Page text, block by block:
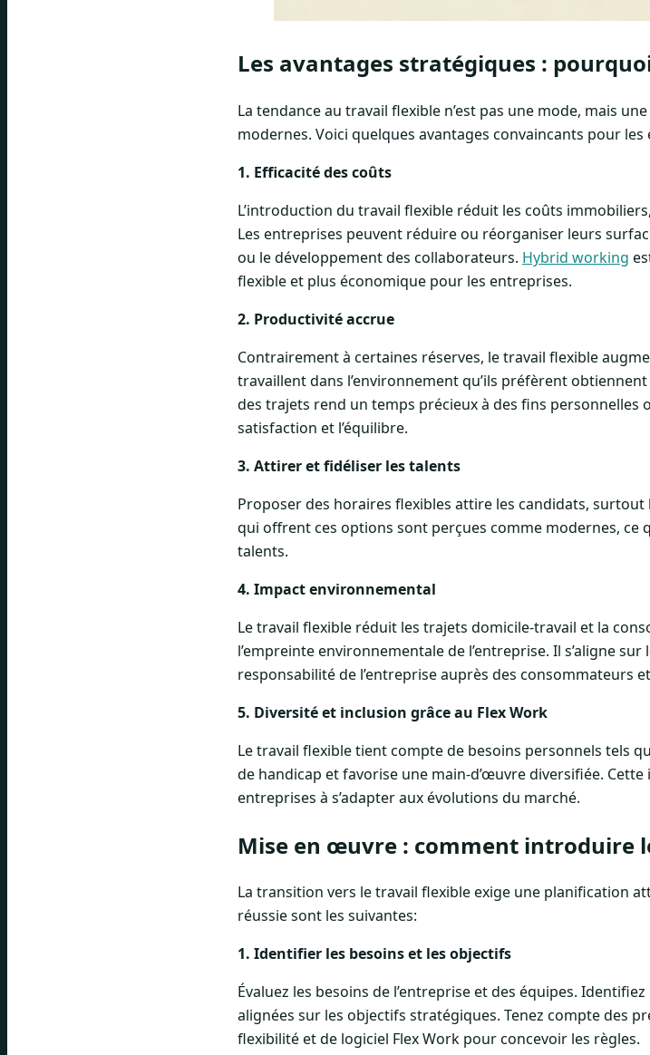
Les avantages stratégiques :
La tendance au travail flexible n’est pas une mode, mais
modernes. Voici quelques avantages convaincants pour les
1. Efficacité des coûts
L’introduction du travail flexible réduit les coûts
Les entreprises peuvent réduire ou réorganiser leurs
ou le développement des collaborateurs. Hybrid working
flexible et plus économique pour les entreprises.
2. Productivité accrue
Contrairement à certaines réserves, le travail flexible
travaillent dans l’environnement qu’ils préfèrent
des trajets rend un temps précieux à des fins personnelles
satisfaction et l’équilibre.
3. Attirer et fidéliser les talents
Proposer des horaires flexibles attire les candidats,
qui offrent ces options sont perçues comme modernes, ce
talents.
4. Impact environnemental
Le travail flexible réduit les trajets domicile-travail et la
l’empreinte environnementale de l’entreprise. Il s’aligne
responsabilité de l’entreprise auprès des consommateurs
5. Diversité et inclusion grâce au Flex Work
Le travail flexible tient compte de besoins personnels tels
de handicap et favorise une main-d’œuvre diversifiée.
entreprises à s’adapter aux évolutions du marché.
Mise en œuvre : comment introduire
La transition vers le travail flexible exige une planification
réussie sont les suivantes:
1. Identifier les besoins et les objectifs
Évaluez les besoins de l’entreprise et des équipes.
alignées sur les objectifs stratégiques. Tenez compte des
flexibilité et de logiciel Flex Work pour concevoir les règles.